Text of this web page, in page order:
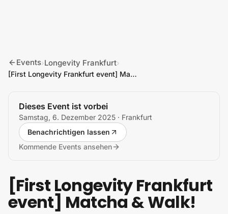
Events›Longevity Frankfurt›
[First Longevity Frankfurt event] Matcha & Walk!
Dieses Event ist vorbei
Samstag, 6. Dezember 2025 · Frankfurt
Benachrichtigen lassen
Kommende Events ansehen
[First Longevity Frankfurt
event] Matcha & Walk!